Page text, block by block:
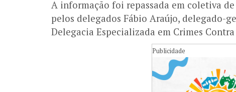
A informação foi repassada em coletiva
pelos delegados Fábio Araújo, delegado-
Delegacia Especializada em Crimes
Publicidade